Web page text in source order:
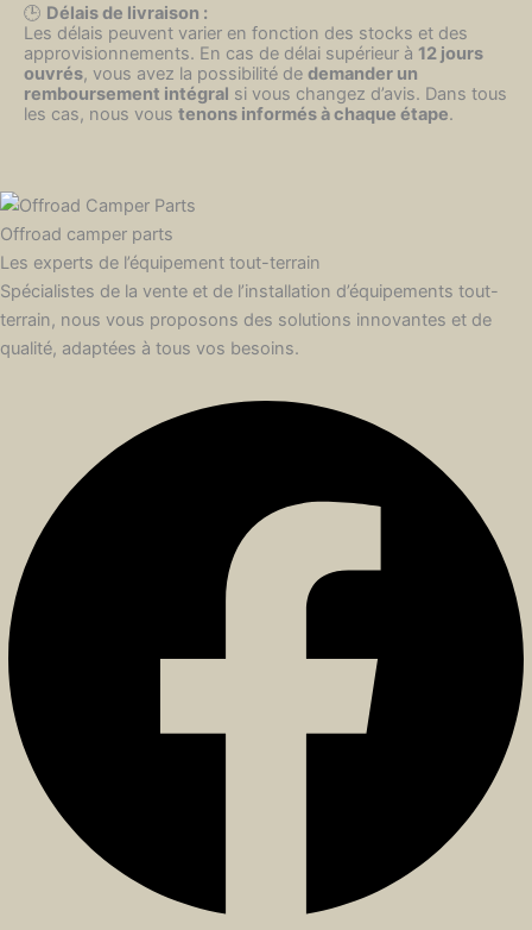
🕒 Délais de livraison :
Les délais peuvent varier en fonction des stocks et des
approvisionnements. En cas de délai supérieur à 12 jours
ouvrés, vous avez la possibilité de demander un
remboursement intégral si vous changez d’avis. Dans tous
les cas, nous vous tenons informés à chaque étape.
Offroad camper parts
Les experts de l’équipement tout-terrain
Spécialistes de la vente et de l’installation d’équipements tout-
terrain, nous vous proposons des solutions innovantes et de
qualité, adaptées à tous vos besoins.